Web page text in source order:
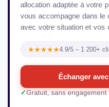
allocation adaptée à votre
vous accompagne dans le
avec votre situation et vos
★★★★★4.9/5 – 1 200+
Échanger
Gratuit, sans engagement